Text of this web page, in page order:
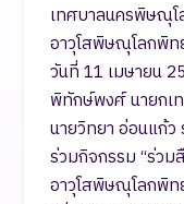
เทศบาลนครพิษณุ
อาวุโสพิษณุโลกพิท
วันที่ 11 เมษายน
พิทักษ์พงศ์ นายกเ
นายวิทยา อ่อนแก้
ร่วมกิจกรรม “ร่ว
อาวุโสพิษณุโลกพิ